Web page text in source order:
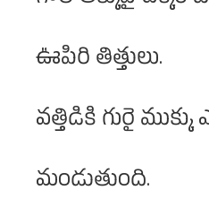
ఊపిరి తిత్తులు.
వత్తిడికి గురై ముక్కు
మండుతుంది.